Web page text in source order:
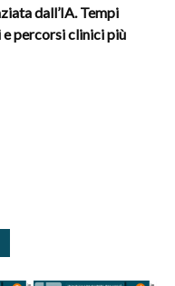
dall’IA. Tempi
e percorsi clinici più